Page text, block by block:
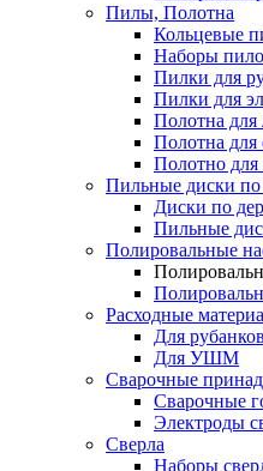
Пилы, Полотна
Кольцевые
Наборы
Пилки для
Пилки для
Полотна
Полотна для
Полотно для
Пильные диски по
Диски по
Пильные
Полировальные
Расходные
Для рубанков
Для УШМ
Сварочные
Сварочные
Электроды
Сверла
Наборы